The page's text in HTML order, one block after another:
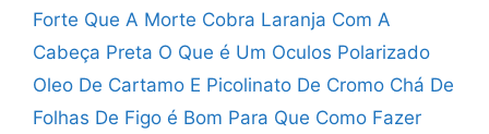
Forte Que A Morte Cobra Laranja Com A
Cabeça Preta O Que é Um Oculos Polarizado
Oleo De Cartamo E Picolinato De Cromo Chá De
Folhas De Figo é Bom Para Que Como Fazer